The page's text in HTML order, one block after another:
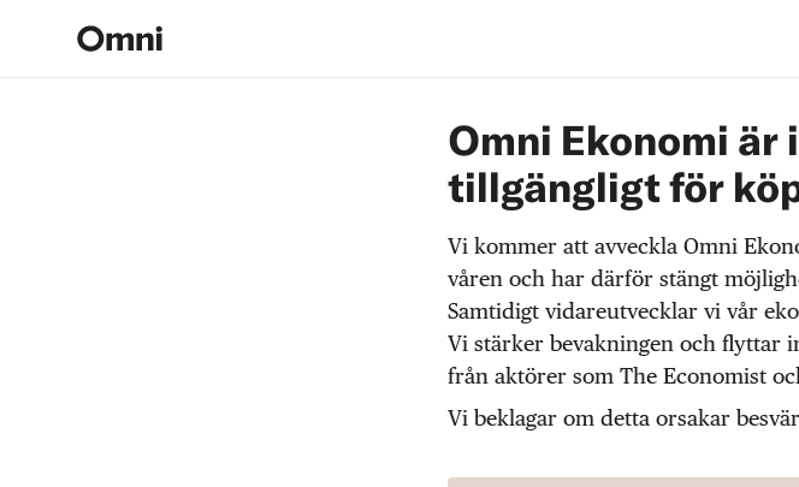
Omni Ekonomi är
tillgängligt för
Vi kommer att avveckla Omni
våren och har därför stängt
Samtidigt vidareutvecklar vi vår
Vi stärker bevakningen och flyttar
från aktörer som The Economist
Vi beklagar om detta orsakar